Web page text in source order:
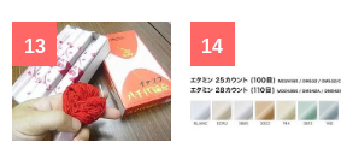
13 14